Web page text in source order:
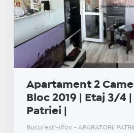
Apartament 2
Bloc 2019 | Etaj 3/4
Patriei |
Bucuresti-Ilfov - APARATORII